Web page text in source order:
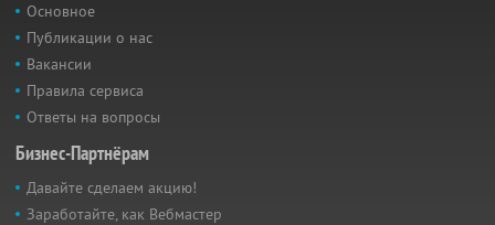
Основное
Публикации о нас
Вакансии
Правила сервиса
Ответы на вопросы
Бизнес-Партнёрам
Давайте сделаем акцию!
Заработайте, как Вебмастер